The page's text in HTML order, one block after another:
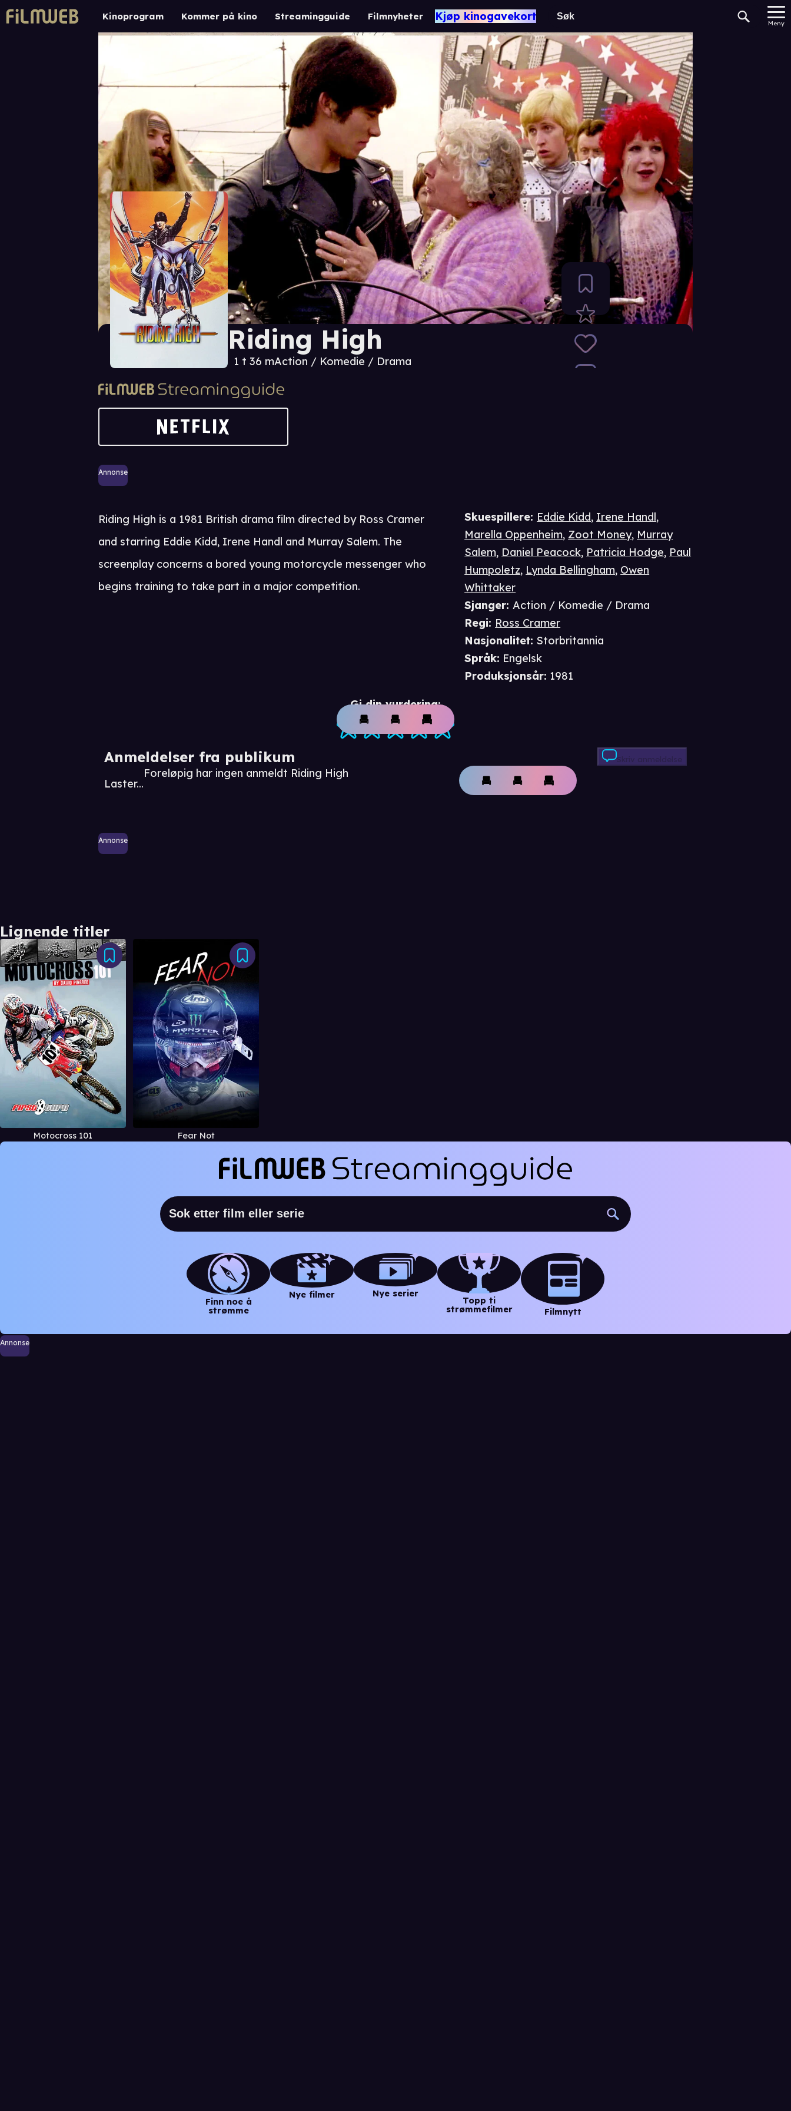
Kinoprogram Kommer på kino Streamingguide Filmnyheter Kjøp kinogavekort
Meny
Riding High
1 t 36 mAction / Komedie / Drama
Annonse
Gi din vurdering:
Anmeldelser fra publikum
Laster...
Foreløpig har ingen anmeldt Riding High
Skriv anmeldelse
Annonse
Skuespillere: Eddie Kidd, Irene Handl,
Marella Oppenheim, Zoot Money, Murray
Salem, Daniel Peacock, Patricia Hodge, Paul
Humpoletz, Lynda Bellingham, Owen
Whittaker
Sjanger:Action / Komedie / Drama
Regi: Ross Cramer
Nasjonalitet: Storbritannia
Språk: Engelsk
Produksjonsår: 1981
Riding High is a 1981 British drama film directed by Ross Cramer
and starring Eddie Kidd, Irene Handl and Murray Salem. The
screenplay concerns a bored young motorcycle messenger who
begins training to take part in a major competition.
Lignende titler
Motocross 101 Fear Not
Finn noe å
strømme
Nye filmer Nye serier
Topp ti
strømmefilmer
Filmnytt
Annonse